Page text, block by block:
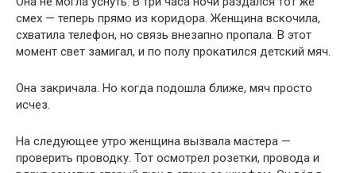
смех — теперь прямо из коридора. Женщина вскочила,
схватила телефон, но связь внезапно пропала. В этот
момент свет замигал, и по полу прокатился детский мяч.
Она закричала. Но когда подошла ближе, мяч просто
исчез.
На следующее утро женщина вызвала мастера —
проверить проводку. Тот осмотрел розетки, провода и